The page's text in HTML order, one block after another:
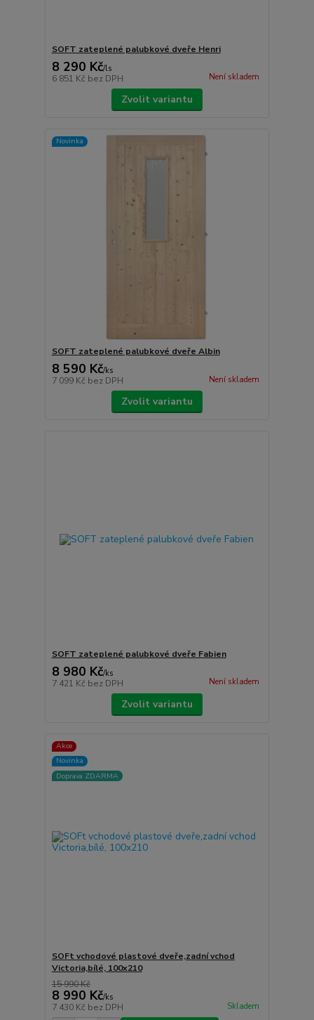
SOFT zateplené palubkové dveře Henri
8 290 Kč/ls
6 851 Kč bez DPH Není skladem
Zvolit variantu
Novinka
SOFT zateplené palubkové dveře Albin
8 590 Kč/ks
7 099 Kč bez DPH Není skladem
Zvolit variantu
SOFT zateplené palubkové dveře Fabien
8 980 Kč/ks
7 421 Kč bez DPH Není skladem
Zvolit variantu
Akce
Novinka
Doprava ZDARMA
SOFt vchodové plastové dveře,zadní vchod
Victoria,bílé, 100x210
15 990 Kč
8 990 Kč/ks
7 430 Kč bez DPH Skladem